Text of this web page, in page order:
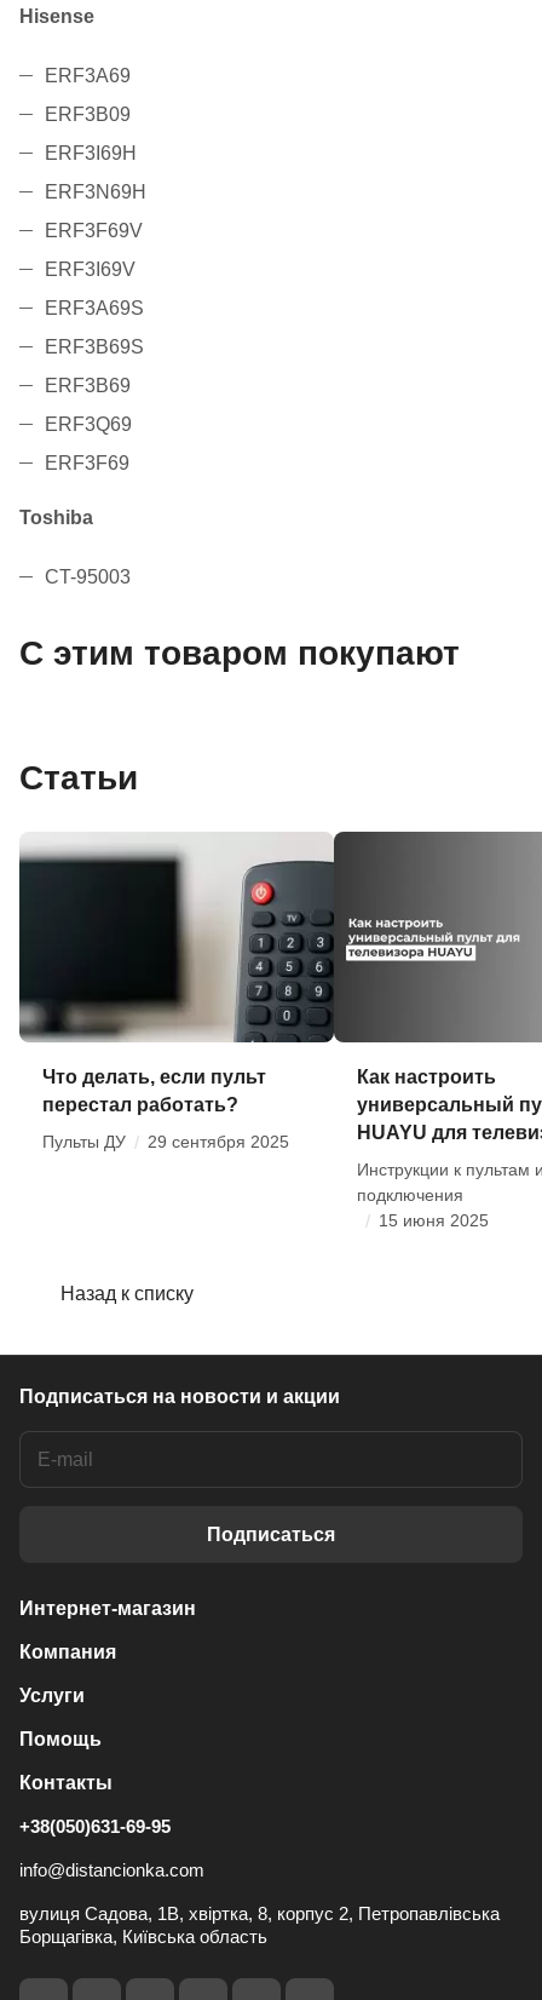
Hisense
ERF3A69
ERF3B09
ERF3I69H
ERF3N69H
ERF3F69V
ERF3I69V
ERF3A69S
ERF3B69S
ERF3B69
ERF3Q69
ERF3F69
Toshiba
CT-95003
С этим товаром покупают
Статьи
Что делать, если пульт
перестал работать?
Пульты ДУ / 29 сентября 2025
Как настроить
универсальный
HUAYU для
Инструкции к пультам
подключения
/ 15 июня 2025
Назад к списку
Подписаться на новости и акции
Подписаться
Интернет-магазин
Компания
Услуги
Помощь
Контакты
+38(050)631-69-95
info@distancionka.com
вулиця Садова, 1В, хвіртка, 8, корпус 2, Петропавлівська
Борщагівка, Київська область